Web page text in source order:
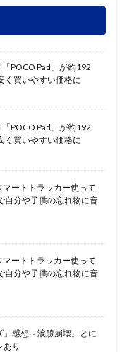
POCO Pad」が約192
く買いやすい価格に
POCO Pad」が約192
く買いやすい価格に
ートトラッカー使って
自分や子供の忘れ物に音
ートトラッカー使って
自分や子供の忘れ物に音
」感想～涙腺崩壊。とに
り